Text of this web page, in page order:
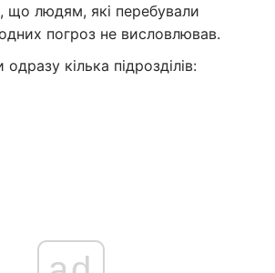
що людям, які перебували
погроз не висловлював.
кілька підрозділів: